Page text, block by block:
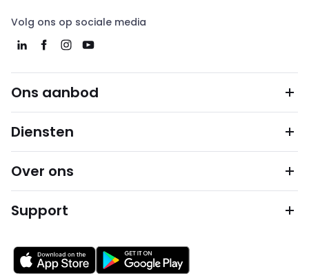
Volg ons op sociale media
Ons aanbod
Diensten
Over ons
Support